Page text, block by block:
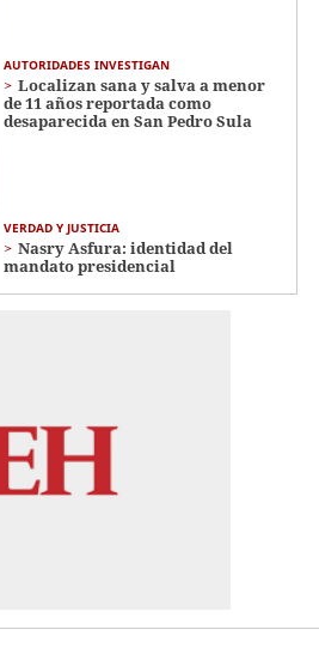
AUTORIDADES INVESTIGAN
Localizan sana y salva a menor
de 11 años reportada como
desaparecida en San Pedro Sula
VERDAD Y JUSTICIA
Nasry Asfura: identidad del
mandato presidencial